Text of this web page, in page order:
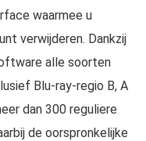
waarmee u
verwijderen. Dankzij
alle soorten
Blu-ray-regio B, A
dan 300 reguliere
de oorspronkelijke